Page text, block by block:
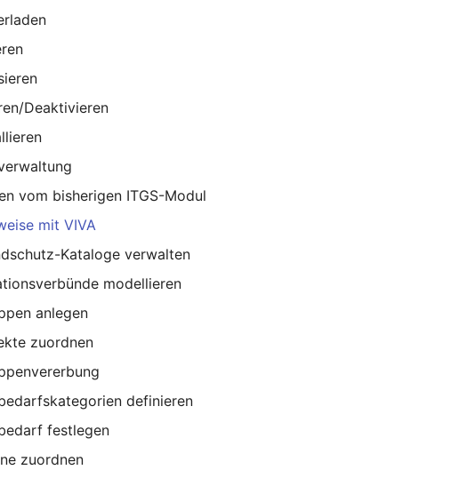
Deaktivieren
vom bisherigen ITGS-Modul
mit VIVA
Kataloge verwalten
modellieren
anlegen
zuordnen
definieren
festlegen
zuordnen